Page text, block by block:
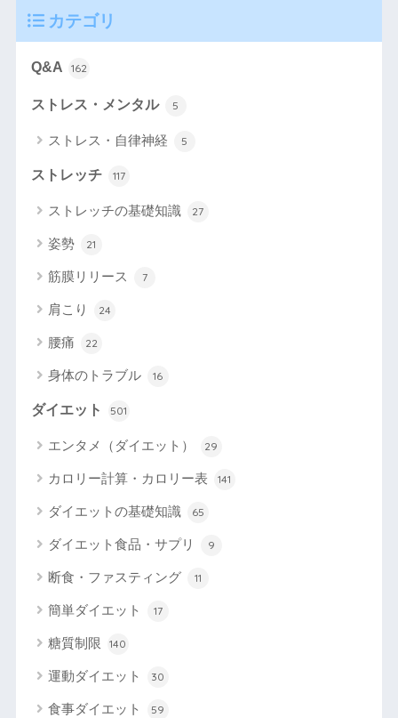
カテゴリ
Q&A 162
ストレス・メンタル 5
ストレス・自律神経 5
ストレッチ 117
ストレッチの基礎知識 27
姿勢 21
筋膜リリース 7
肩こり 24
腰痛 22
身体のトラブル 16
ダイエット 501
エンタメ（ダイエット） 29
カロリー計算・カロリー表 141
ダイエットの基礎知識 65
ダイエット食品・サプリ 9
断食・ファスティング 11
簡単ダイエット 17
糖質制限 140
運動ダイエット 30
食事ダイエット 59